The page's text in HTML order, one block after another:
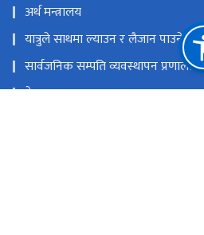
अर्थ मन्त्रालय
यात्रुले साथमा ल्याउन र लैजान पाउने
सार्वजनिक सम्पति व्यवस्थापन प्रणाली
नेपाल राजपत्र